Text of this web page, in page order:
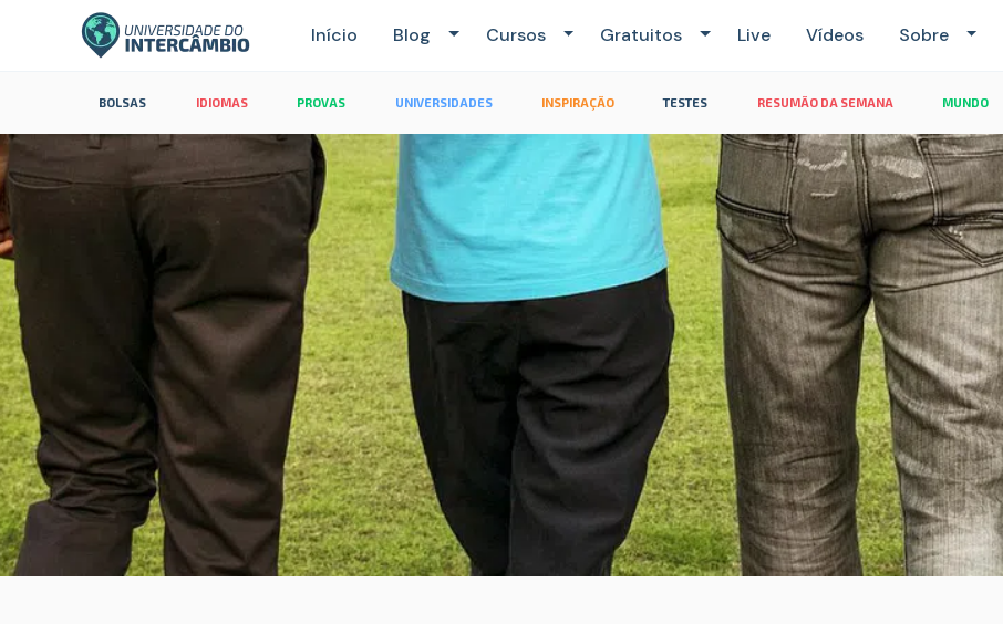
Início Blog Cursos Gratuitos Live Vídeos Sobre
BOLSAS IDIOMAS PROVAS UNIVERSIDADES INSPIRAÇÃO TESTES RESUMÃO DA SEMANA MUNDO